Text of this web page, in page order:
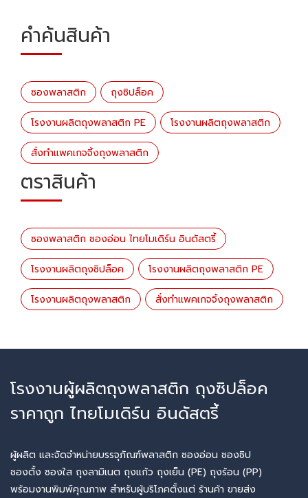
คำค้นสินค้า
ซองพลาสติก ถุงซิปล็อค
โรงงานผลิตถุงพลาสติก PE โรงงานผลิตถุงพลาสติก
สั่งทำแพคเกจจิ้งถุงพลาสติก
ตราสินค้า
ซองพลาสติก ซองอ่อน ไทยโมเดิร์น อินดัสตรี้
โรงงานผลิตถุงซิปล็อค โรงงานผลิตถุงพลาสติก PE
โรงงานผลิตถุงพลาสติก สั่งทำแพคเกจจิ้งถุงพลาสติก
โรงงานผู้ผลิตถุงพลาสติก ถุงซิปล็อค
ราคาถูก ไทยโมเดิร์น อินดัสตรี้
ผู้ผลิต และจัดจำหน่ายบรรจุภัณฑ์พลาสติก ซองอ่อน ซองซิป
ซองตั้ง ซองใส ถุงลามิเนต ถุงแก้ว ถุงเย็น (PE) ถุงร้อน (PP)
พร้อมงานพิมพ์คุณภาพ สำหรับผู้บริโภคตั้งแต่ ร้านค้า ขายส่ง